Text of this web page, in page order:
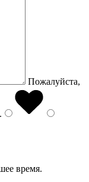
Пожалуйста,
.
время.